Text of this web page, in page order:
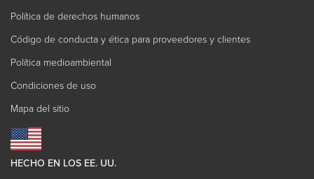
Política de derechos humanos
Código de conducta y ética para proveedores y clientes
Política medioambiental
Condiciones de uso
Mapa del sitio
HECHO EN LOS EE. UU.